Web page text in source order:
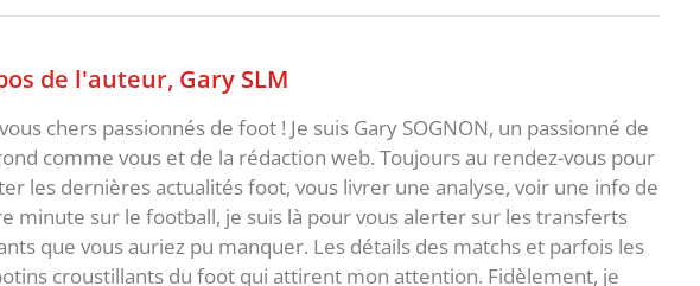
de l'auteur, Gary SLM
chers passionnés de foot ! Je suis Gary SOGNON, un passionné de
comme vous et de la rédaction web. Toujours au rendez-vous pour
les dernières actualités foot, vous livrer une analyse, voir une info de
minute sur le football, je suis là pour vous alerter sur les transferts
que vous auriez pu manquer. Les détails des matchs et parfois les
croustillants du foot qui attirent mon attention. Fidèlement, je